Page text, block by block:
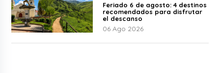
Feriado 6 de agosto: 4 destinos
recomendados para disfrutar
el descanso
06 Ago 2026